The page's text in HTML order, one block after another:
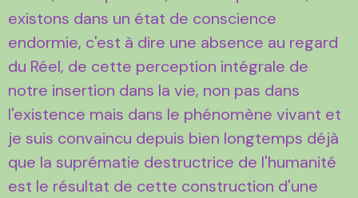
existons dans un état de conscience
endormie, c'est à dire une absence au regard
du Réel, de cette perception intégrale de
notre insertion dans la vie, non pas dans
l'existence mais dans le phénomène vivant et
je suis convaincu depuis bien longtemps déjà
que la suprématie destructrice de l'humanité
est le résultat de cette construction d'une